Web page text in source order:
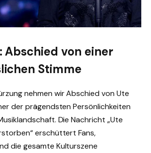
Abschied von einer
Stimme
nehmen wir Abschied von Ute
der prägendsten Persönlichkeiten
Die Nachricht „Ute
erschüttert Fans,
die gesamte Kulturszene